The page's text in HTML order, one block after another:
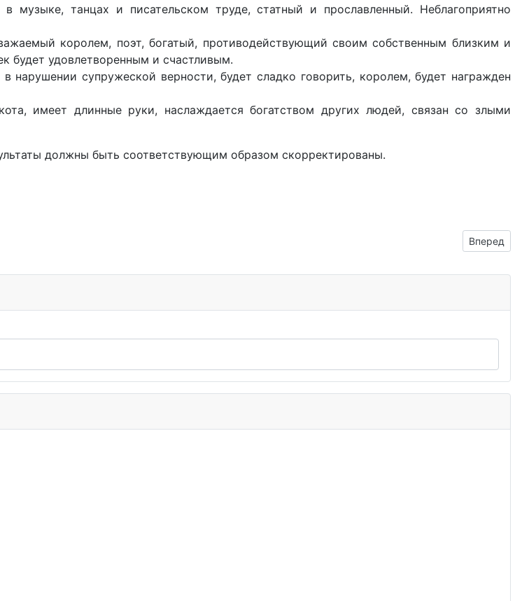
танцах и писательском труде, статный и прославленный. Неблагоприятно
королем, поэт, богатый, противодействующий своим собственным близким и
будет удовлетворенным и счастливым.
супружеской верности, будет сладко говорить, королем, будет награжден
имеет длинные руки, наслаждается богатством других людей, связан со злыми
должны быть соответствующим образом скорректированы.
Вперед